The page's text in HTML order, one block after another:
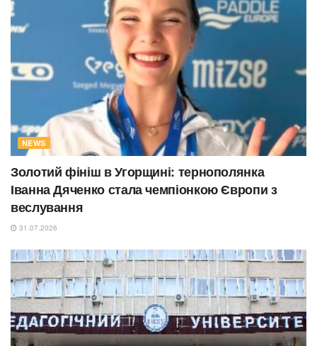
NEWS
Золотий фініш в Угорщині: тернополянка
Іванна Дяченко стала чемпіонкою Європи з
веслування
31.07.2026